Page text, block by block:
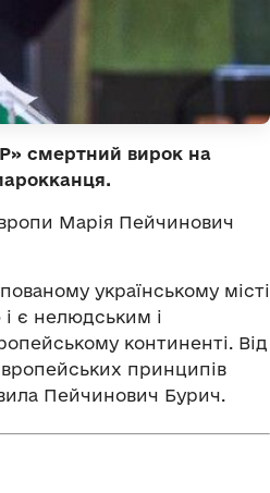
смертний вирок на
Марія Пейчинович
українському місті
є нелюдським і
континенті. Від
принципів
Пейчинович Бурич.